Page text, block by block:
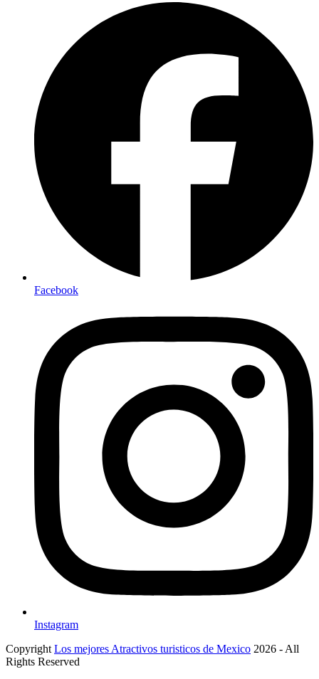
Facebook
Instagram
Copyright Los mejores Atractivos turisticos de Mexico 2026 - All
Rights Reserved